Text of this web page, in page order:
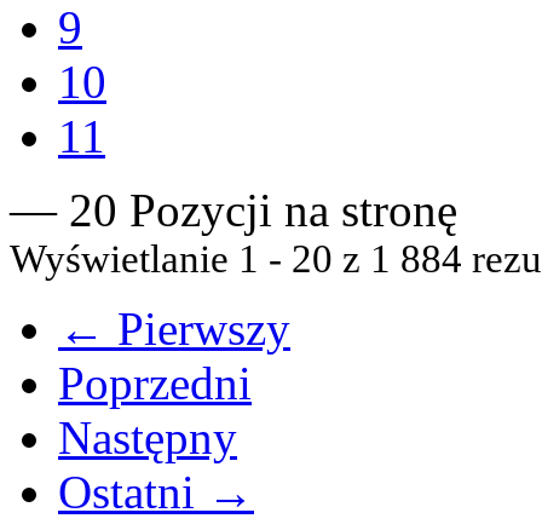
9
10
11
— 20 Pozycji na stronę
Wyświetlanie 1 - 20 z 1 884
← Pierwszy
Poprzedni
Następny
Ostatni →